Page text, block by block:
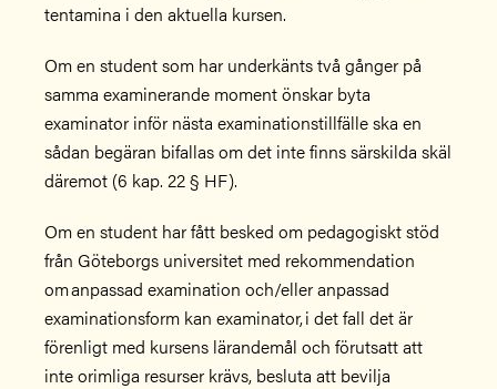
tentamina i den aktuella kursen.
Om en student som har underkänts två gånger på
samma examinerande moment önskar byta
examinator inför nästa examinationstillfälle ska en
sådan begäran bifallas om det inte finns särskilda skäl
däremot (6 kap. 22 § HF).
Om en student har fått besked om pedagogiskt stöd
från Göteborgs universitet med rekommendation
om anpassad examination och/eller anpassad
examinationsform kan examinator, i det fall det är
förenligt med kursens lärandemål och förutsatt att
inte orimliga resurser krävs, besluta att bevilja